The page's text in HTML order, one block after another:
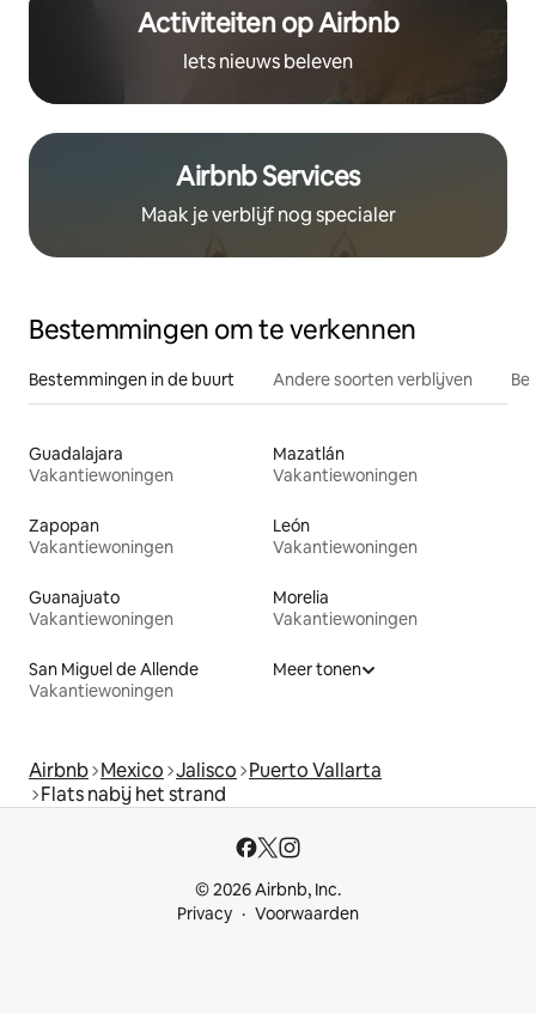
Activiteiten op Airbnb
Iets nieuws beleven
Airbnb Services
Maak je verblijf nog specialer
Bestemmingen om te verkennen
Bestemmingen in de buurt Andere soorten verblijven
Guadalajara
Vakantiewoningen
Mazatlán
Vakantiewoningen
Zapopan
Vakantiewoningen
León
Vakantiewoningen
Guanajuato
Vakantiewoningen
Morelia
Vakantiewoningen
San Miguel de Allende
Vakantiewoningen
Meer tonen
Airbnb Mexico Jalisco Puerto Vallarta
Flats nabij het strand
© 2026 Airbnb, Inc.
Privacy
Voorwaarden